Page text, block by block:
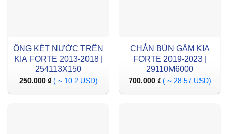
ỐNG KÉT NƯỚC TRÊN
KIA FORTE 2013-2018 |
254113X150
250.000 ₫ ( ~ 10.2 USD)
CHẮN BÙN GẦM KIA
FORTE 2019-2023 |
29110M6000
700.000 ₫ ( ~ 28.57 USD)